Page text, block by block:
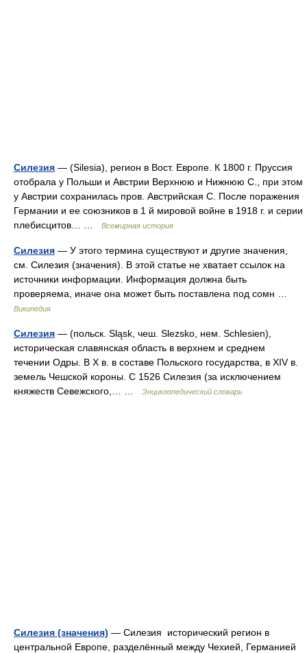
Силезия — (Silesia), регион в Вост. Европе. К 1800 г. Пруссия
отобрала у Польши и Австрии Верхнюю и Нижнюю С., при этом
у Австрии сохранилась пров. Австрийская С. После поражения
Германии и ее союзников в 1 й мировой войне в 1918 г. и серии
плебисцитов… …
Всемирная история
Силезия — У этого термина существуют и другие значения,
см. Силезия (значения). В этой статье не хватает ссылок на
источники информации. Информация должна быть
проверяема, иначе она может быть поставлена под сомн …
Википедия
Силезия — (польск. Sląsk, чеш. Slezsko, нем. Schlesien),
историческая славянская область в верхнем и среднем
течении Одры. В X в. в составе Польского государства, в XIV в.
земель Чешской короны. С 1526 Силезия (за исключением
княжеств Севежского,… …
Энциклопедический словарь
Силезия (значения) — Силезия исторический регион в
центральной Европе, разделённый между Чехией, Германией